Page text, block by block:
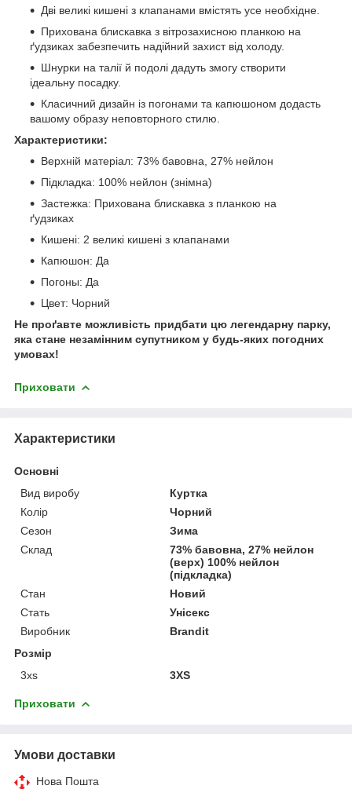
Дві великі кишені з клапанами вмістять усе необхідне.
Прихована блискавка з вітрозахисною планкою на
ґудзиках забезпечить надійний захист від холоду.
Шнурки на талії й подолі дадуть змогу створити
ідеальну посадку.
Класичний дизайн із погонами та капюшоном додасть
вашому образу неповторного стилю.
Характеристики:
Верхній матеріал: 73% бавовна,
27% нейлон
Підкладка: 100% нейлон (знімна)
Застежка: Прихована блискавка з планкою на
ґудзиках
Кишені: 2 великі кишені з клапанами
Капюшон: Да
Погоны: Да
Цвет: Чорний
Не проґавте можливість придбати цю легендарну парку,
яка стане незамінним супутником у будь-яких погодних
умовах!
Приховати
Характеристики
Основні
Вид виробу
Куртка
Колір
Чорний
Сезон
Зима
Склад
73% бавовна, 27% нейлон
(верх) 100% нейлон
(підкладка)
Стан
Новий
Стать
Унісекс
Виробник
Brandit
Розмір
3xs
3XS
Приховати
Умови доставки
Нова Пошта